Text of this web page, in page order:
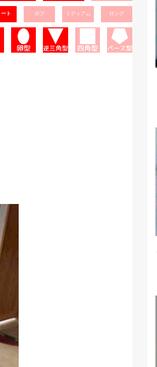
ト ボブ ミディアム ロング